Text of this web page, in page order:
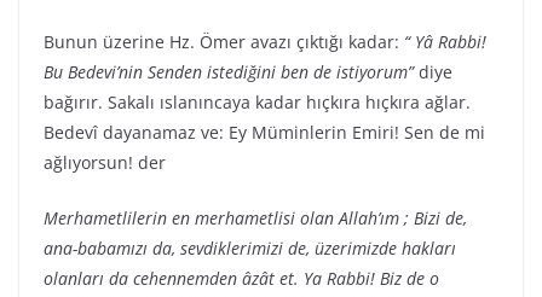
Bunun üzerine Hz. Ömer avazı çıktığı kadar: “ Yâ Rabbi!
Bu Bedevi’nin Senden istediğini ben de istiyorum”diye
bağırır. Sakalı ıslanıncaya kadar hıçkıra hıçkıra ağlar.
Bedevî dayanamaz ve: Ey Müminlerin Emiri! Sen de mi
ağlıyorsun! der
Merhametlilerin en merhametlisi olan Allah’ım ; Bizi de,
ana-babamızı da, sevdiklerimizi de, üzerimizde hakları
olanları da cehennemden âzât et. Ya Rabbi! Biz de o